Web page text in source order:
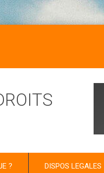
? DISPOS LEGALES